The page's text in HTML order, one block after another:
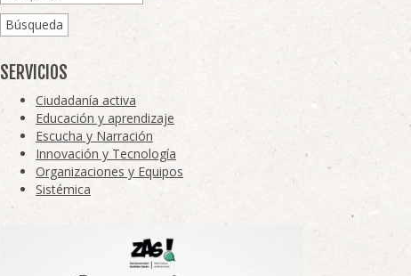
Búsqueda
SERVICIOS
Ciudadanía activa
Educación y aprendizaje
Escucha y Narración
Innovación y Tecnología
Organizaciones y Equipos
Sistémica